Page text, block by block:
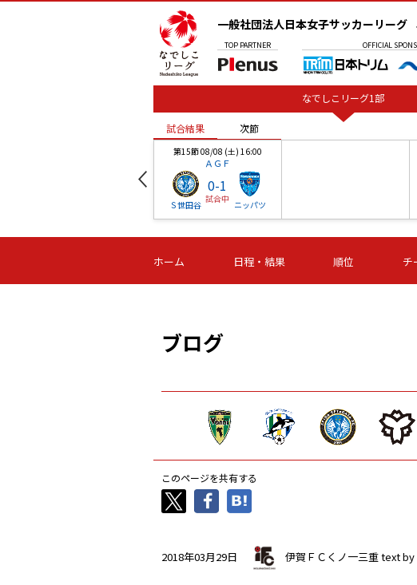
一般社団法人日本女子サッカーリーグ
TOP PARTNER OFFICIAL
なでしこリーグ1部
試合結果 次節
第15節 08/08 (土) 16:00
ＡＧＦ
Ｓ世田谷
0-1
試合中
ニッパツ
-
第16節 09/05 (土) 15:00
ニッパツ
-
第16節 09/05 (土) 15:00
石人の星
-
試合結果 次節
ホーム 日程・結果 順位 チ
ブログ
このページを共有する
2018年03月29日 伊賀ＦＣくノ一三重text